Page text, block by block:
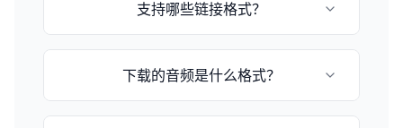
支持哪些链接格式？
接，格式为：
https://www.xiaoyuzhoufm.com/episode/[节
目ID] 或 https://podcasts.apple.com/[国
下载的音频是什么格式？